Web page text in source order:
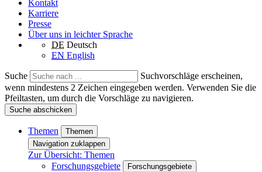
Kontakt
Karriere
Presse
Über uns in leichter Sprache
DE Deutsch
EN English
Suche
Suchvorschläge erscheinen,
wenn mindestens 2 Zeichen eingegeben werden. Verwenden Sie die
Pfeiltasten, um durch die Vorschläge zu navigieren.
Suche abschicken
Themen
Themen
Navigation zuklappen
Zur Übersicht: Themen
Forschungsgebiete
Forschungsgebiete